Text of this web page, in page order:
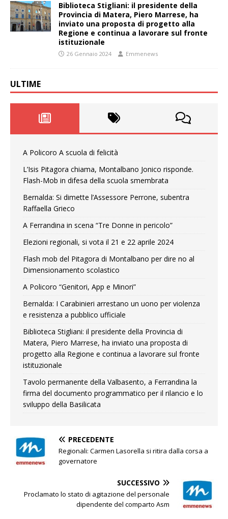
Biblioteca Stigliani: il presidente della
Provincia di Matera, Piero Marrese, ha
inviato una proposta di progetto alla
Regione e continua a lavorare sul fronte
istituzionale
26 Gennaio 2024 Emmenews
ULTIME
A Policoro A scuola di felicità
L’Isis Pitagora chiama, Montalbano Jonico risponde.
Flash-Mob in difesa della scuola smembrata
Bernalda: Si dimette l’Assessore Perrone, subentra
Raffaella Grieco
A Ferrandina in scena “Tre Donne in pericolo”
Elezioni regionali, si vota il 21 e 22 aprile 2024
Flash mob del Pitagora di Montalbano per dire no al
Dimensionamento scolastico
A Policoro “Genitori, App e Minori”
Bernalda: I Carabinieri arrestano un uono per violenza
e resistenza a pubblico ufficiale
Biblioteca Stigliani: il presidente della Provincia di
Matera, Piero Marrese, ha inviato una proposta di
progetto alla Regione e continua a lavorare sul fronte
istituzionale
Tavolo permanente della Valbasento, a Ferrandina la
firma del documento programmatico per il rilancio e lo
sviluppo della Basilicata
PRECEDENTE
Regionali: Carmen Lasorella si ritira dalla corsa a
governatore
SUCCESSIVO
Proclamato lo stato di agitazione del personale
dipendente del comparto Asm